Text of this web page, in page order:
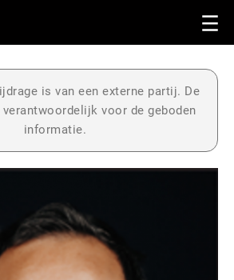
is van een externe partij. De
voor de geboden
informatie.